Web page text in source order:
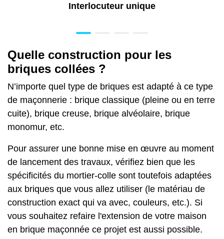
Interlocuteur unique
Quelle construction pour les
briques collées ?
N’importe quel type de briques est adapté à ce type
de maçonnerie : brique classique (pleine ou en terre
cuite), brique creuse, brique alvéolaire, brique
monomur, etc.
Pour assurer une bonne mise en œuvre au moment
de lancement des travaux, vérifiez bien que les
spécificités du mortier-colle sont toutefois adaptées
aux briques que vous allez utiliser (le matériau de
construction exact qui va avec, couleurs, etc.). Si
vous souhaitez refaire l'extension de votre maison
en brique maçonnée ce projet est aussi possible.